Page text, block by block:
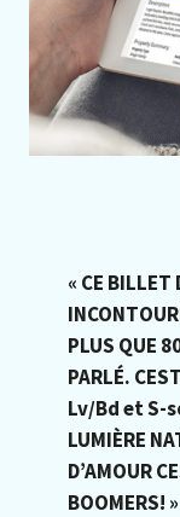
« CE BILLET
PLUS QUE
PARLÉ.
Lv/Bd et S-
LUMIÈRE
D’AMOUR
BOOMERS! »